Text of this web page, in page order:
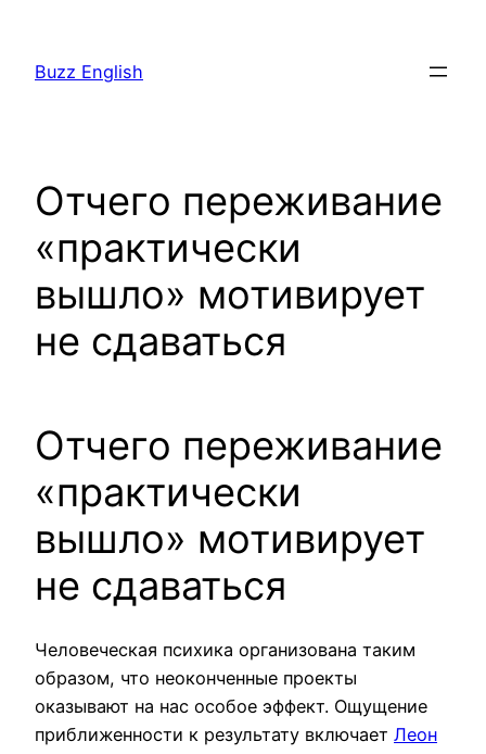
contenido
Buzz English
Отчего переживание
«практически
вышло» мотивирует
не сдаваться
Отчего переживание
«практически
вышло» мотивирует
не сдаваться
Человеческая психика организована таким
образом, что неоконченные проекты
оказывают на нас особое эффект. Ощущение
приближенности к результату включает Леон